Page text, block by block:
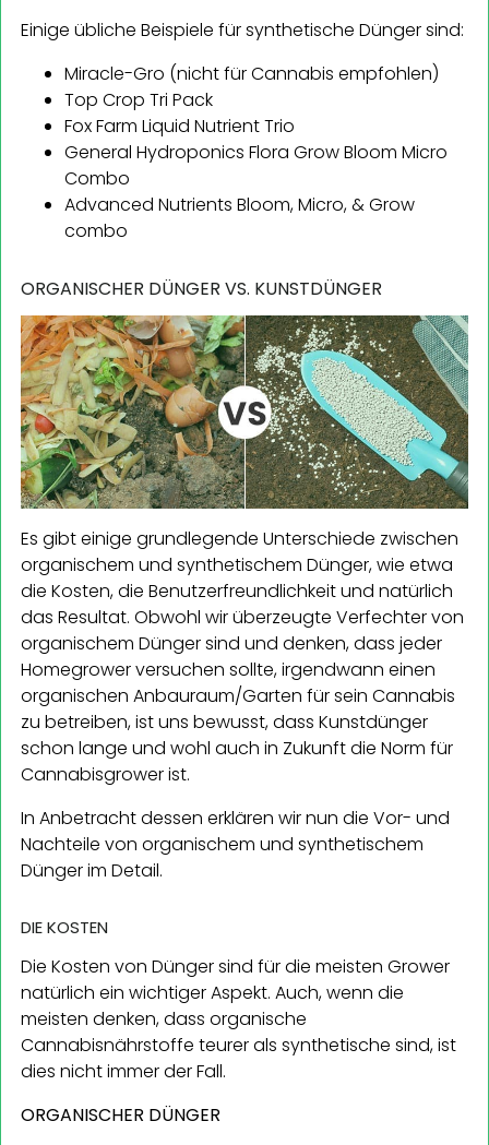
Einige übliche Beispiele für synthetische Dünger sind:
Miracle-Gro (nicht für Cannabis empfohlen)
Top Crop Tri Pack
Fox Farm Liquid Nutrient Trio
General Hydroponics Flora Grow Bloom Micro
Combo
Advanced Nutrients Bloom, Micro, & Grow
combo
ORGANISCHER DÜNGER VS. KUNSTDÜNGER
Es gibt einige grundlegende Unterschiede zwischen
organischem und synthetischem Dünger, wie etwa
die Kosten, die Benutzerfreundlichkeit und natürlich
das Resultat. Obwohl wir überzeugte Verfechter von
organischem Dünger sind und denken, dass jeder
Homegrower versuchen sollte, irgendwann einen
organischen Anbauraum/Garten für sein Cannabis
zu betreiben, ist uns bewusst, dass Kunstdünger
schon lange und wohl auch in Zukunft die Norm für
Cannabisgrower ist.
In Anbetracht dessen erklären wir nun die Vor- und
Nachteile von organischem und synthetischem
Dünger im Detail.
DIE KOSTEN
Die Kosten von Dünger sind für die meisten Grower
natürlich ein wichtiger Aspekt. Auch, wenn die
meisten denken, dass organische
Cannabisnährstoffe teurer als synthetische sind, ist
dies nicht immer der Fall.
ORGANISCHER DÜNGER